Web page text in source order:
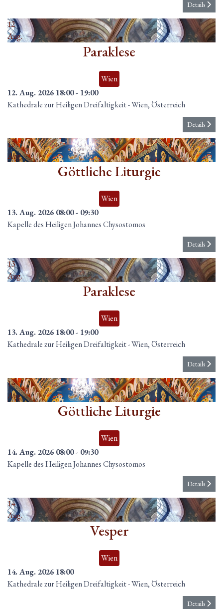
Details
12
Aug.
Paraklese
Wien
12. Aug. 2026 18:00- 19:00
Kathedrale zur Heiligen Dreifaltigkeit-Wien, Österreich
Details
13
Aug.
Göttliche Liturgie
Wien
13. Aug. 2026 08:00- 09:30
Kapelle des Heiligen Johannes Chysostomos
Details
13
Aug.
Paraklese
Wien
13. Aug. 2026 18:00- 19:00
Kathedrale zur Heiligen Dreifaltigkeit-Wien, Österreich
Details
14
Aug.
Göttliche Liturgie
Wien
14. Aug. 2026 08:00- 09:30
Kapelle des Heiligen Johannes Chysostomos
Details
14
Aug.
Vesper
Wien
14. Aug. 2026 18:00
Kathedrale zur Heiligen Dreifaltigkeit-Wien, Österreich
Details